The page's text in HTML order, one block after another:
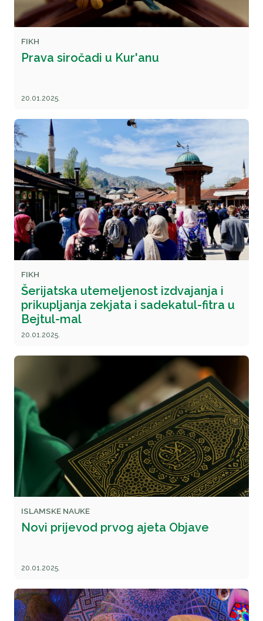
FIKH
Prava siročadi u Kur'anu
20.01.2025.
FIKH
Šerijatska utemeljenost izdvajanja i
prikupljanja zekjata i sadekatul-fitra u
Bejtul-mal
20.01.2025.
ISLAMSKE NAUKE
Novi prijevod prvog ajeta Objave
20.01.2025.